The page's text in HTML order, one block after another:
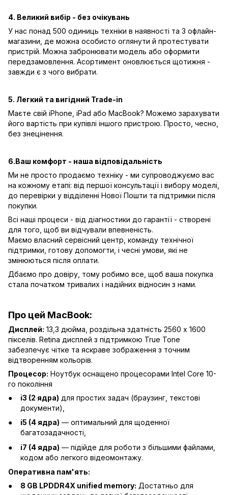
4. Великий вибір - без очікувань
У нас понад 500 одиниць техніки в наявності та 3 офлайн-
магазини, де можна особисто оглянути й протестувати
пристрій. Можна забронювати модель або оформити
передзамовлення. Асортимент оновлюється щотижня -
завжди є з чого вибрати.
5. Легкий та вигідний Trade-in
Маєте свій iPhone, iPad або MacBook? Можемо зарахувати
його вартість при купівлі іншого пристрою. Просто, чесно,
без знецінення.
6.Ваш комфорт - наша відповідальність
Ми не просто продаємо техніку - ми супроводжуємо вас
на кожному етапі: від першої консультації і вибору моделі,
до перевірки у відділенні Нової Пошти та підтримки після
покупки.
Всі наші процеси - від діагностики до гарантії - створені
для того, щоб ви відчували впевненість.
Маємо власний сервісний центр, команду технічної
підтримки, готову допомогти, і чесні умови, які не
змінюються після оплати.
Дбаємо про довіру, тому робимо все, щоб ваша покупка
стала початком тривалих і надійних відносин з нами.
Про цей MacBook:
Дисплей: 13,3 дюйма, роздільна здатність 2560 x 1600
пікселів. Retina дисплей з підтримкою True Tone
забезпечує чітке та яскраве зображення з точним
відтворенням кольорів.
Процесор: Ноутбук оснащено процесорами Intel Core 10-
го покоління
i3 (2 ядра) для простих задач (браузинг, текстові
документи),
i5 (4 ядра) — оптимальний для щоденної
багатозадачності,
i7 (4 ядра) — підійде для роботи з більшими файлами,
кодом або легкого відеомонтажу.
Оперативна пам'ять:
8 GB LPDDR4X unified memory: Достатньо для